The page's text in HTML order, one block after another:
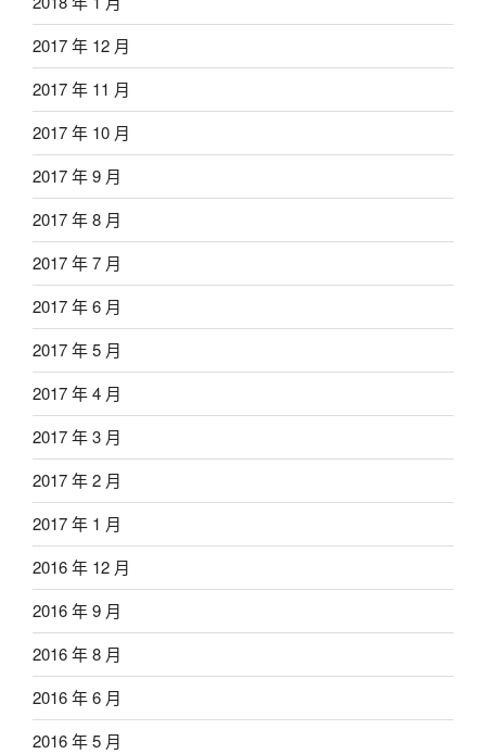
2017 年 12 月
2017 年 11 月
2017 年 10 月
2017 年 9 月
2017 年 8 月
2017 年 7 月
2017 年 6 月
2017 年 5 月
2017 年 4 月
2017 年 3 月
2017 年 2 月
2017 年 1 月
2016 年 12 月
2016 年 9 月
2016 年 8 月
2016 年 6 月
2016 年 5 月